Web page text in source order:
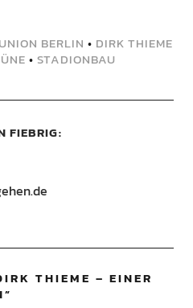
BERLIN • DIRK THIEME
• STADIONBAU
FIEBRIG
THIEME – EINER
”